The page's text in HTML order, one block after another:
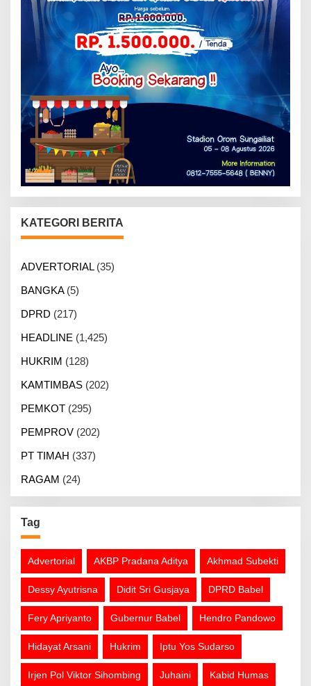
KATEGORI BERITA
ADVERTORIAL(35)
BANGKA(5)
DPRD (217)
HEADLINE (1,425)
HUKRIM (128)
KAMTIMBAS (202)
PEMKOT (295)
PEMPROV (202)
PT TIMAH (337)
RAGAM (24)
Tag
Advertorial AKBP Pradana Aditya Akhmad Subekti
Dessy Ayutrisna Didit Sri Gusjaya DPRD Babel
Fery Apriyanto Gubernur Babel Hendro Pandowo
Hidayat Arsani Hukrim Iptu Yos Sudarso
Irjen Pol Viktor Sihombing Juhaini Kabid Humas